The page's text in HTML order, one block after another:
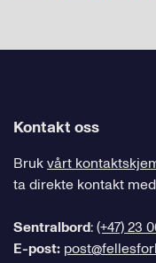
Kontakt oss
Brukvårt
ta direkte kontakt
Sentralbord:(+47) 23
E-post: